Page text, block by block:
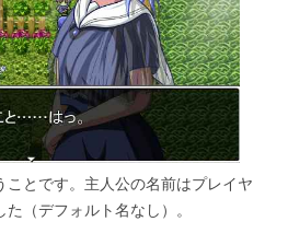
ことです。主人公の名前はプレイヤ
（デフォルト名なし）。